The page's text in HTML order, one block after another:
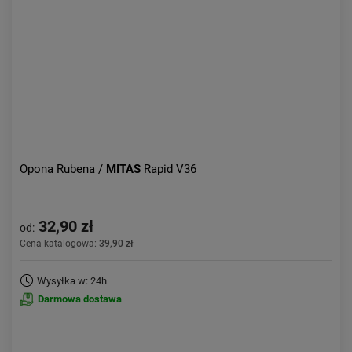
Opona Rubena / MITAS Rapid V36
od: 32,90 zł
Cena katalogowa: 39,90 zł
Wysyłka w: 24h
Darmowa dostawa